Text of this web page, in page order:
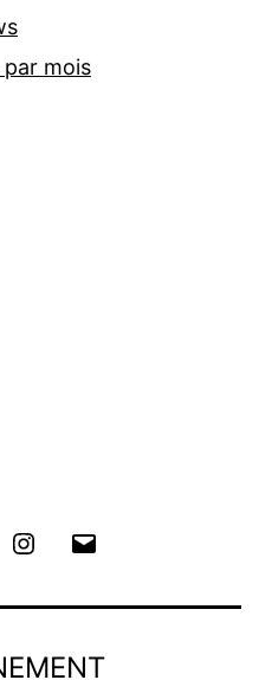
mois
Instagram